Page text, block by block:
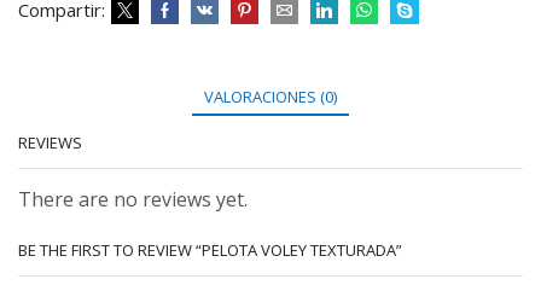
Compartir:
VALORACIONES (0)
REVIEWS
There are no reviews yet.
BE THE FIRST TO REVIEW “PELOTA VOLEY TEXTURADA”